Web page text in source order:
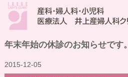
年末年始の休診のお知らせです。
2015-12-05